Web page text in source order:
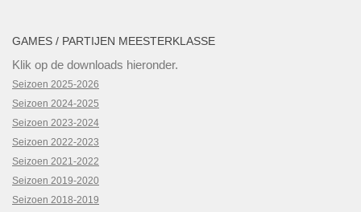
GAMES / PARTIJEN MEESTERKLASSE
Klik op de downloads hieronder.
Seizoen 2025-2026
Seizoen 2024-2025
Seizoen 2023-2024
Seizoen 2022-2023
Seizoen 2021-2022
Seizoen 2019-2020
Seizoen 2018-2019